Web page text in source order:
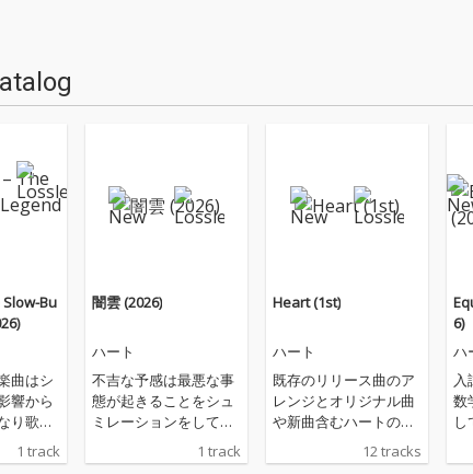
Slow-Bu
曲はシ
響から
り歌い
む若者
1 track
闇雲 (2026)
ハート
不吉な予感は最悪な事
態が起きることをシュ
ミレーションをしてダ
のですが、その未来は
1 track
Heart (1st)
ハート
既存のリリース曲のア
レンジとオリジナル曲
や新曲含むハートのフ
ァーストアルバムです
Game Changer 以外の
12 tracks
6)
ハ
数
し
も